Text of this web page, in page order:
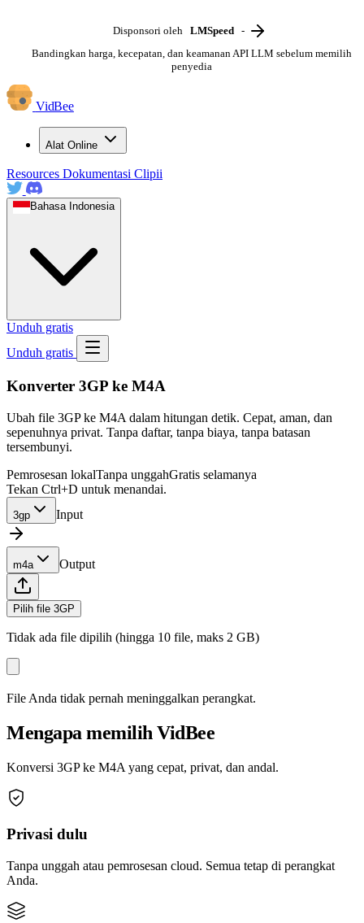
Disponsori oleh LMSpeed -
Bandingkan harga, kecepatan, dan keamanan API LLM sebelum memilih
penyedia
VidBee
Alat Online
Resources Dokumentasi Clipii
Bahasa Indonesia
Unduh gratis
Unduh gratis
Konverter 3GP ke M4A
Ubah file 3GP ke M4A dalam hitungan detik. Cepat, aman, dan
sepenuhnya privat. Tanpa daftar, tanpa biaya, tanpa batasan
tersembunyi.
Pemrosesan lokalTanpa unggahGratis selamanya
Tekan Ctrl+D untuk menandai.
3gp Input
m4a Output
Pilih file 3GP
Tidak ada file dipilih (hingga 10 file, maks 2 GB)
File Anda tidak pernah meninggalkan perangkat.
Mengapa memilih VidBee
Konversi 3GP ke M4A yang cepat, privat, dan andal.
Privasi dulu
Tanpa unggah atau pemrosesan cloud. Semua tetap di perangkat
Anda.